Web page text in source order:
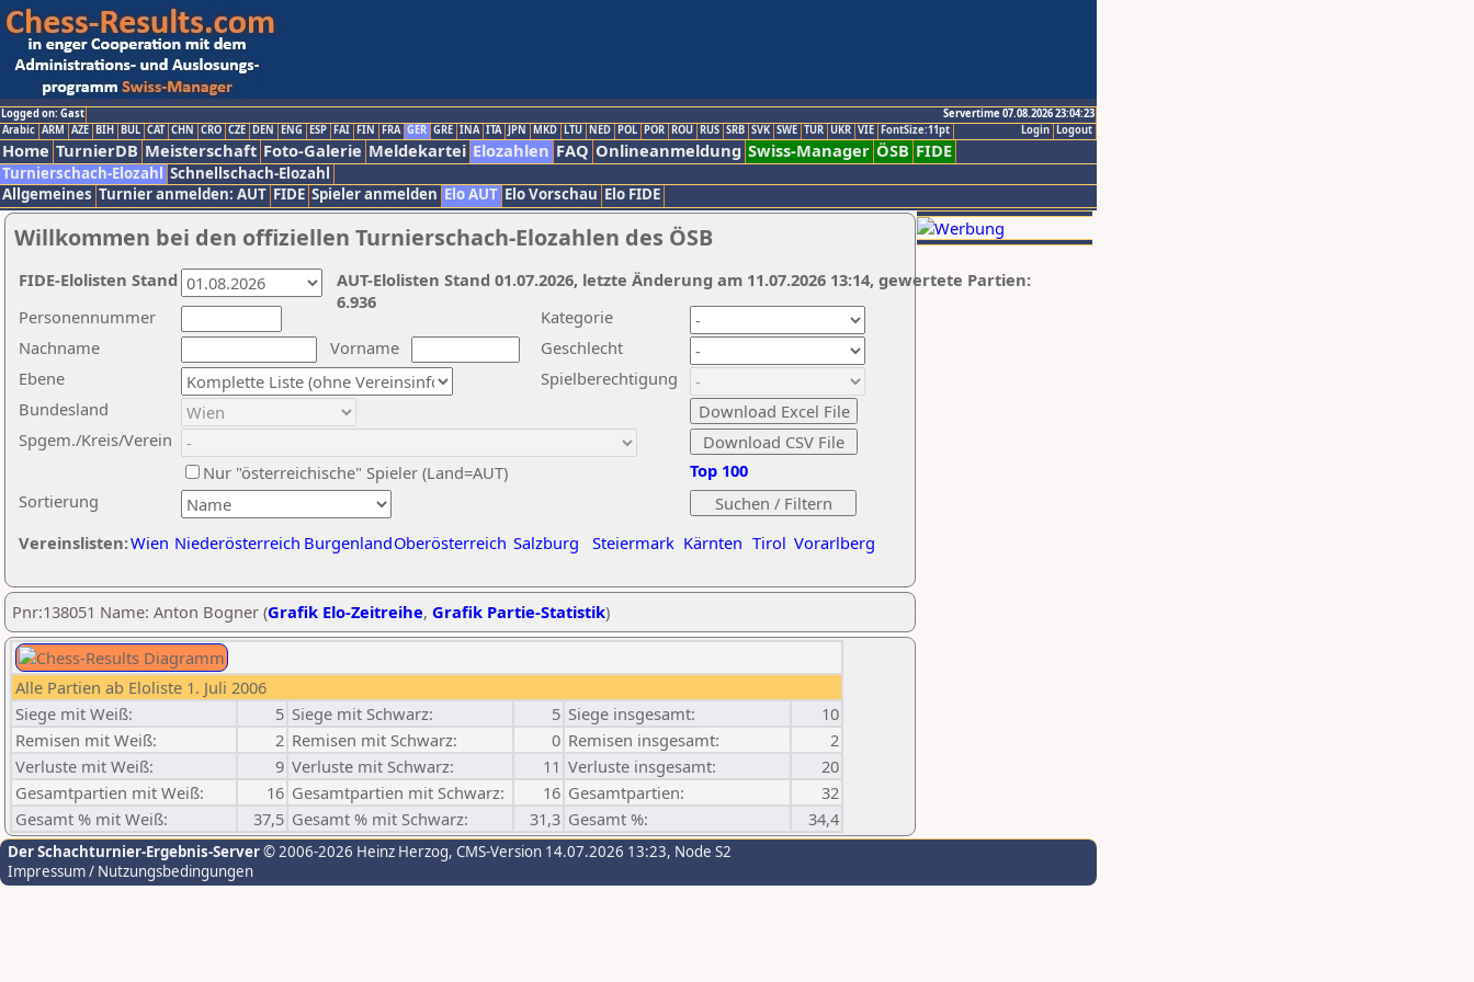
Logged on: Gast
Servertime 07.08.2026 23:04:23
Logout
Login
Arabic ARM AZE BIH BUL CAT CHN CRO CZE DEN ENG ESP FAI FIN FRA GER GRE INA ITA JPN MKD LTU NED POL POR ROU RUS SRB SVK SWE TUR UKR VIE FontSize:11pt
Home TurnierDB Meisterschaft Foto-Galerie Meldekartei Elozahlen FAQ Onlineanmeldung Swiss-Manager ÖSB FIDE
Turnierschach-Elozahl Schnellschach-Elozahl
Allgemeines Turnier anmelden: AUT FIDE Spieler anmelden Elo AUT Elo Vorschau Elo FIDE
Willkommen bei den offiziellen Turnierschach-Elozahlen des ÖSB
Nachname
Vorname
Ebene
Kategorie
Sortierung
Personennummer
Bundesland
Spgem./Kreis/Verein
Geschlecht
Nur "österreichische" Spieler (Land=AUT)
Spielberechtigung
Vereinslisten:Wien Niederösterreich BurgenlandOberösterreich Salzburg Steiermark Kärnten Tirol Vorarlberg
Top 100
AUT-Elolisten Stand 01.07.2026, letzte Änderung am 11.07.2026 13:14, gewertete Partien:
6.936
FIDE-Elolisten Stand
Pnr:138051 Name: Anton Bogner (Grafik Elo-Zeitreihe, Grafik Partie-Statistik)
Alle Partien ab Eloliste 1. Juli 2006
Siege mit Weiß:
5 Siege mit Schwarz: 5 Siege insgesamt:
10
Remisen mit Weiß:
2 Remisen mit Schwarz: 0 Remisen insgesamt:
2
Verluste mit Weiß:
9 Verluste mit Schwarz: 11 Verluste insgesamt:
20
Gesamtpartien mit Weiß:
16 Gesamtpartien mit Schwarz: 16 Gesamtpartien:
32
Gesamt % mit Weiß:
37,5 Gesamt % mit Schwarz: 31,3 Gesamt %: 34,4
Der Schachturnier-Ergebnis-Server© 2006-2026 Heinz Herzog, CMS-Version 14.07.2026 13:23, Node S2
Impressum / Nutzungsbedingungen